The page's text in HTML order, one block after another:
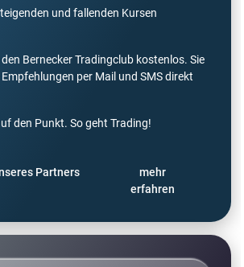
und fallenden Kursen
Bernecker Tradingclub kostenlos. Sie
per Mail und SMS direkt
den Punkt. So geht Trading!
Partners
mehr
erfahren